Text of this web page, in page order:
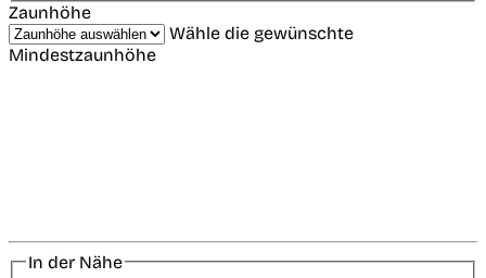
Zaunhöhe
Wähle die gewünschte
Mindestzaunhöhe
In der Nähe